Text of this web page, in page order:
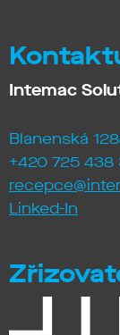
Intemac
Blanenská
+420 725 438
Linked-In